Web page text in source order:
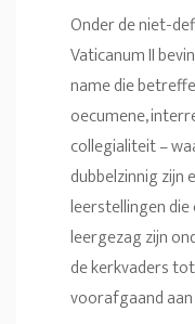
Onder de niet-
Vaticanum II
name die
oecumene,
collegialiteit –
dubbelzinnig zijn
leerstellingen
leergezag zijn
de kerkvaders
voorafgaand